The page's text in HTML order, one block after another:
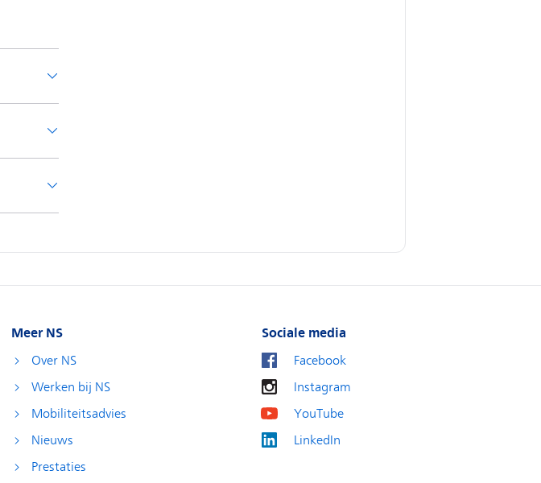
Meer NS
Over NS
Werken bij NS
Mobiliteitsadvies
Nieuws
Prestaties
Sociale media
Facebook
Instagram
YouTube
LinkedIn